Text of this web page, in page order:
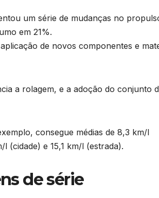
um série de mudanças no
em 21%.
de novos componentes e
a rolagem, e a adoção do conjunto
consegue médias de 8,3 km/l
(cidade) e 15,1 km/l (estrada).
de série